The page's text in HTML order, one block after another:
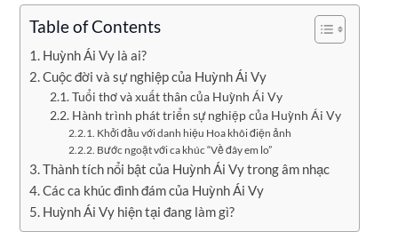
Table of Contents
Huỳnh Ái Vy là ai?
Cuộc đời và sự nghiệp của Huỳnh Ái Vy
Tuổi thơ và xuất thân của Huỳnh Ái Vy
Hành trình phát triển sự nghiệp của Huỳnh Ái Vy
Khởi đầu với danh hiệu Hoa khôi điện ảnh
Bước ngoặt với ca khúc “Về đây em lo”
Thành tích nổi bật của Huỳnh Ái Vy trong âm nhạc
Các ca khúc đình đám của Huỳnh Ái Vy
Huỳnh Ái Vy hiện tại đang làm gì?